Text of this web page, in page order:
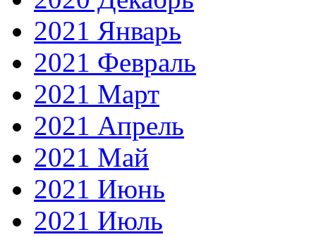
2021 Январь
2021 Февраль
2021 Март
2021 Апрель
2021 Май
2021 Июнь
2021 Июль